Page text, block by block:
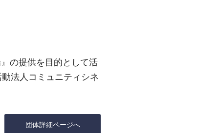
の提供を目的として活
法人コミュニティシネ
団体詳細ページへ